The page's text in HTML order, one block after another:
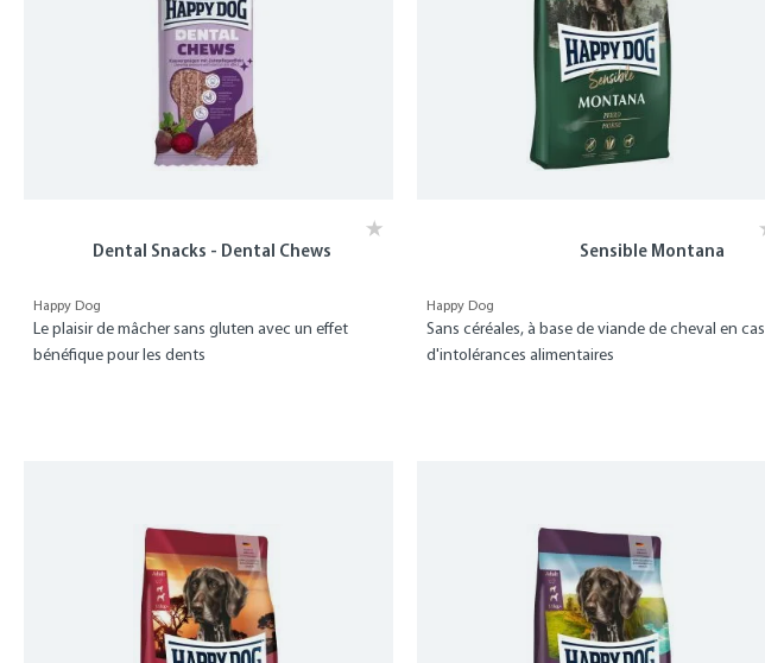
Happy Dog
Dental Snacks - Dental Chews
Le plaisir de mâcher sans gluten avec un effet
bénéfique pour les dents
Happy Dog
Sensible Montana
Sans céréales, à base de viande de cheval en cas
d'intolérances alimentaires